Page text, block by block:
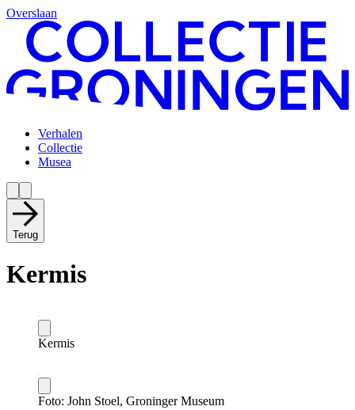
Overslaan
Verhalen
Collectie
Musea
Terug
Kermis
Kermis
Foto: John Stoel, Groninger Museum